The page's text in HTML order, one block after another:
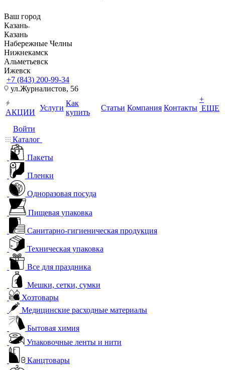
Ваш город
Казань
Казань
Набережные Челны
Нижнекамск
Альметьевск
Ижевск
+7 (843) 200-99-34
ул.Журналистов, 56
АКЦИИ
Услуги
Как
купить
Статьи Компания Контакты
+
ЕЩЕ
Войти
Каталог
Пакеты
Пленки
Одноразовая посуда
Пищевая упаковка
Санитарно-гигиеническая продукция
Техническая упаковка
Все для праздника
Мешки, сетки, сумки
Хозтовары
Медицинские расходные материалы
Бытовая химия
Упаковочные ленты и нити
Канцтовары